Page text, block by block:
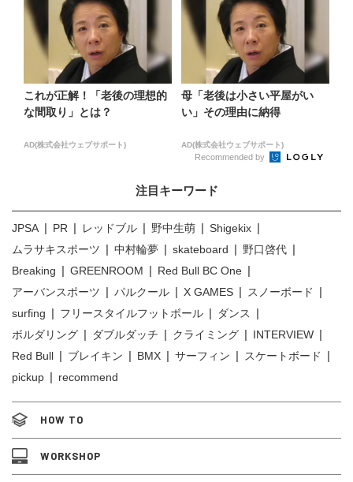
これが正解！「老後の理想的
な間取り」とは？
AD(株式会社ウェブサポート)
母「老後は小さい平屋がい
い」その理由に納得
AD(株式会社ウェブサポート)
Recommended by
注目キーワード
JPSA PR レッドブル 野中生萌
Shigekix
ムラサキスポーツ
中村輪夢 skateboard
野口啓代
Breaking
GREENROOM
Red Bull BC One
アーバンスポーツ
パルクール X GAMES
スノーボード
surfing
フリースタイルフットボール
ダンス
ボルダリング
ダブルダッチ クライミング
INTERVIEW
Red Bull
ブレイキン BMX サーフィン
スケートボード
pickup
recommend
HOW TO
WORKSHOP